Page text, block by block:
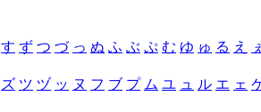
す ず つ づ っ ぬ ふ ぶ ぷ む ゆ ゅ る え ぇ
ズ ツ ヅ ッ ヌ フ ブ プ ム ユ ュ ル エ ェ